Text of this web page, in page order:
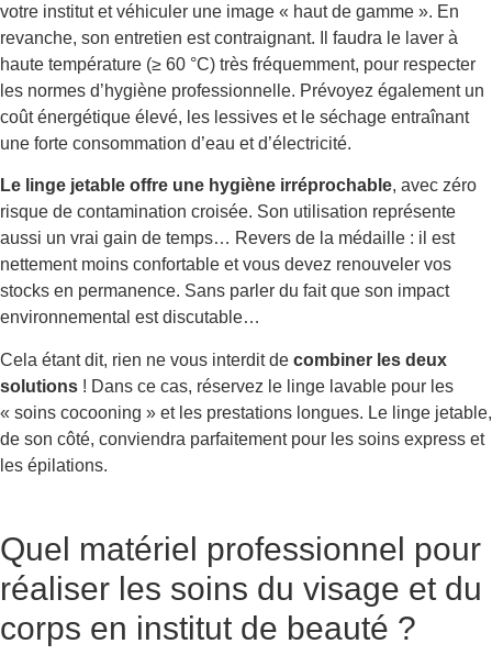
votre institut et véhiculer une image « haut de gamme ». En
revanche, son entretien est contraignant. Il faudra le laver à
haute température (≥ 60 °C) très fréquemment, pour respecter
les normes d’hygiène professionnelle. Prévoyez également un
coût énergétique élevé, les lessives et le séchage entraînant
une forte consommation d’eau et d’électricité.
Le linge jetable offre une hygiène irréprochable, avec zéro
risque de contamination croisée. Son utilisation représente
aussi un vrai gain de temps… Revers de la médaille : il est
nettement moins confortable et vous devez renouveler vos
stocks en permanence. Sans parler du fait que son impact
environnemental est discutable…
Cela étant dit, rien ne vous interdit de combiner les deux
solutions ! Dans ce cas, réservez le linge lavable pour les
« soins cocooning » et les prestations longues. Le linge jetable,
de son côté, conviendra parfaitement pour les soins express et
les épilations.
Quel matériel professionnel pour
réaliser les soins du visage et du
corps en institut de beauté ?